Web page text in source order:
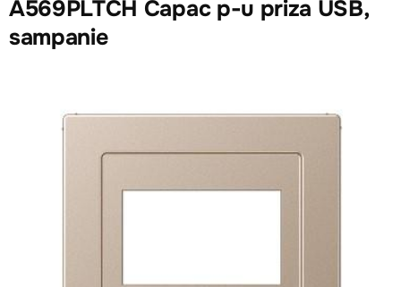
A569PLTCH Capac p-u priza USB,
sampanie